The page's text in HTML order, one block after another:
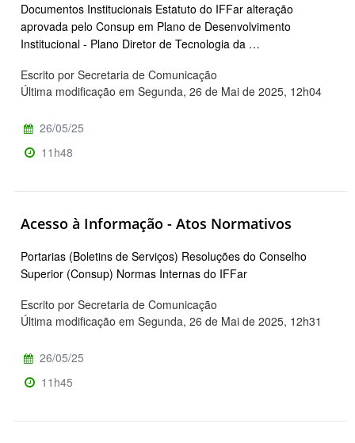
Documentos Institucionais Estatuto do IFFar alteração
aprovada pelo Consup em Plano de Desenvolvimento
Institucional - Plano Diretor de Tecnologia da …
Escrito por Secretaria de Comunicação
Última modificação em Segunda, 26 de Mai de 2025, 12h04
26/05/25
11h48
Acesso à Informação - Atos Normativos
Portarias (Boletins de Serviços) Resoluções do Conselho
Superior (Consup) Normas Internas do IFFar
Escrito por Secretaria de Comunicação
Última modificação em Segunda, 26 de Mai de 2025, 12h31
26/05/25
11h45